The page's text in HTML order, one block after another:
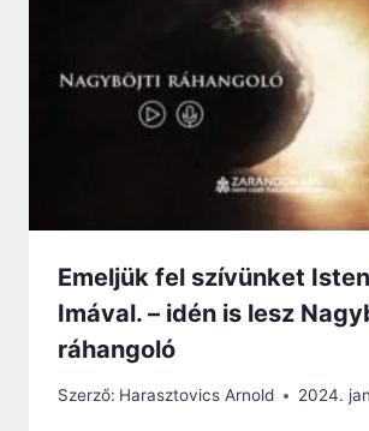
Emeljük fel szívünket
Imával. – idén is lesz
ráhangoló
Szerző: Harasztovics Arnold 2024.